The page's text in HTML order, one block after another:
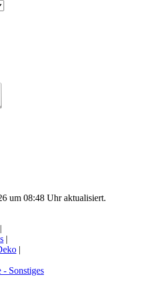
um 08:48 Uhr aktualisiert.
|
|
|
Sonstiges